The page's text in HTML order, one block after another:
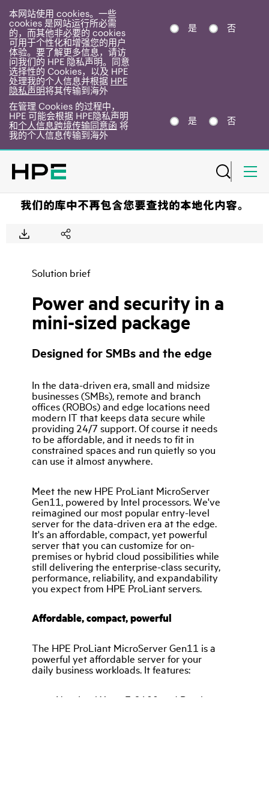
本网站使用 cookies。一些
cookies 是网站运行所必需
的，而其他非必要的 cookies
可用于个性化和增强您的用户
体验。要了解更多信息，请访
问我们的 HPE 隐私声明。同意
选择性的 Cookies，以及 HPE
处理我的个人信息并根据 HPE
隐私声明将其传输到海外
是 否
在管理 Cookies 的过程中，
HPE 可能会根据 HPE隐私声明
和个人信息跨境传输同意函 将
我的个人信息传输到海外
是 否
我们的库中不再包含您要查找的本地化内容。